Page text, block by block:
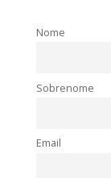
Nome
Sobrenome
Email